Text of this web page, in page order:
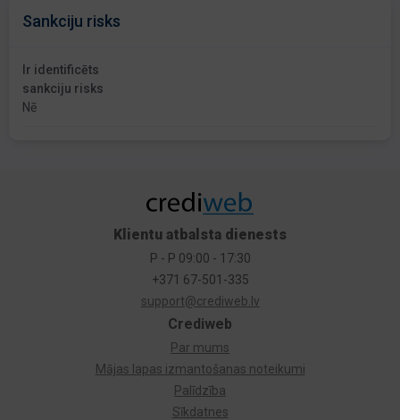
Sankciju risks
Ir identificēts
sankciju risks
Nē
Crediweb
Par mums
Mājas lapas izmantošanas noteikumi
Palīdzība
Sīkdatnes
Klientu atbalsta dienests
P - P 09:00 - 17:30
+371 67-501-335
support@crediweb.lv